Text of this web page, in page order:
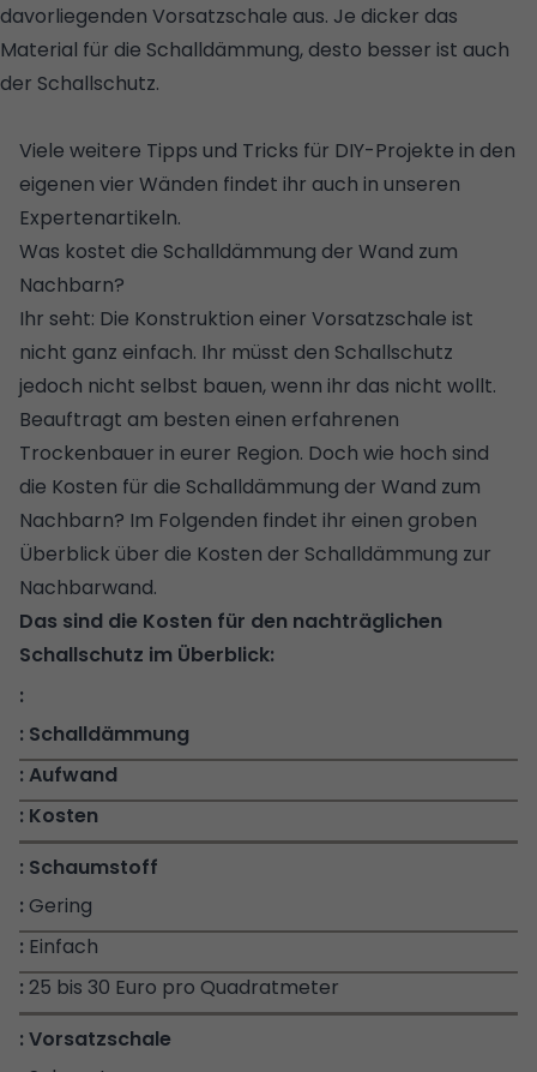
davorliegenden Vorsatzschale aus. Je dicker das
Material für die Schalldämmung, desto besser ist auch
der Schallschutz.
Viele weitere Tipps und Tricks für DIY-Projekte in den
eigenen vier Wänden findet ihr auch in unseren
Expertenartikeln.
Was kostet die Schalldämmung der Wand zum
Nachbarn?
Ihr seht: Die Konstruktion einer Vorsatzschale ist
nicht ganz einfach. Ihr müsst den Schallschutz
jedoch nicht selbst bauen, wenn ihr das nicht wollt.
Beauftragt am besten einen erfahrenen
Trockenbauer in eurer Region. Doch wie hoch sind
die Kosten für die Schalldämmung der Wand zum
Nachbarn? Im Folgenden findet ihr einen groben
Überblick über die Kosten der Schalldämmung zur
Nachbarwand.
Das sind die Kosten für den nachträglichen
Schallschutz im Überblick:
Schalldämmung
Aufwand
Kosten
Schaumstoff
Gering
Einfach
25 bis 30 Euro pro Quadratmeter
Vorsatzschale